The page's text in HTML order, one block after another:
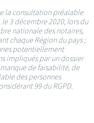
la consultation préalable
3 décembre 2020, lors du
nationale des notaires,
chaque Région du pays ;
potentiellement
impliqués par un dossier
de faisabilité, de
des personnes
99 du RGPD.